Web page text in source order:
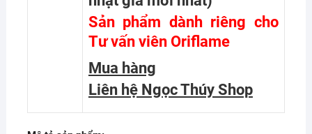
Sản phẩm dành riêng cho
Tư vấn viên Oriflame
Mua hàng
Liên hệ Ngọc Thúy Shop